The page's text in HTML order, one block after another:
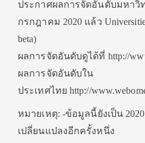
ประกาศผลการจัดอันดับมหาวิ
กรกฎาคม 2020 แล้ว
beta)
ผลการจัดอันดับดูได้ที่ http://
ผลการจัดอันดับใน
ประเทศไทย http://
หมายเหตุ: -ข้อมูลนี้ยังเป็น
เปลี่ยนแปลงอีกครั้งหนึ่ง